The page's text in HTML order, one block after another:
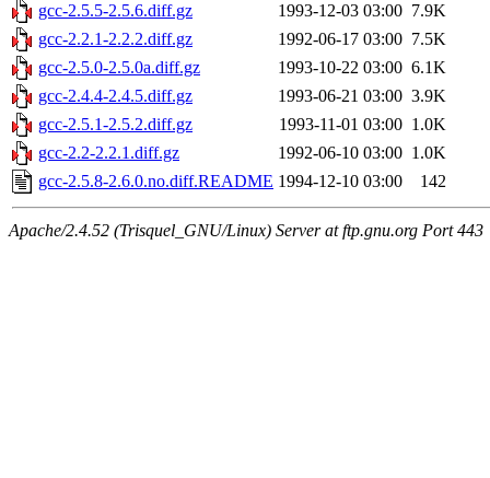
gcc-2.5.5-2.5.6.diff.gz
1993-12-03 03:00 7.9K
gcc-2.2.1-2.2.2.diff.gz
1992-06-17 03:00 7.5K
gcc-2.5.0-2.5.0a.diff.gz
1993-10-22 03:00 6.1K
gcc-2.4.4-2.4.5.diff.gz
1993-06-21 03:00 3.9K
gcc-2.5.1-2.5.2.diff.gz
1993-11-01 03:00 1.0K
gcc-2.2-2.2.1.diff.gz
1992-06-10 03:00 1.0K
gcc-2.5.8-2.6.0.no.diff.README 1994-12-10 03:00 142
Apache/2.4.52 (Trisquel_GNU/Linux) Server at ftp.gnu.org Port 443